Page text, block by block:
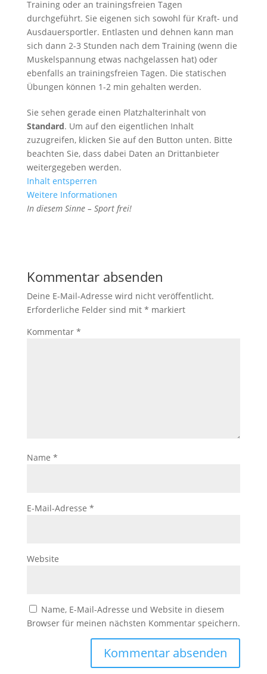
Training oder an trainingsfreien Tagen
durchgeführt. Sie eigenen sich sowohl für Kraft- und
Ausdauersportler. Entlasten und dehnen kann man
sich dann 2-3 Stunden nach dem Training (wenn die
Muskelspannung etwas nachgelassen hat) oder
ebenfalls an trainingsfreien Tagen. Die statischen
Übungen können 1-2 min gehalten werden.
Sie sehen gerade einen Platzhalterinhalt von
Standard. Um auf den eigentlichen Inhalt
zuzugreifen, klicken Sie auf den Button unten. Bitte
beachten Sie, dass dabei Daten an Drittanbieter
weitergegeben werden.
Inhalt entsperren
Weitere Informationen
In diesem Sinne – Sport frei!
Kommentar absenden
Deine E-Mail-Adresse wird nicht veröffentlicht.
Erforderliche Felder sind mit * markiert
Kommentar *
Name *
E-Mail-Adresse *
Website
Name, E-Mail-Adresse und Website in diesem
Browser für meinen nächsten Kommentar speichern.